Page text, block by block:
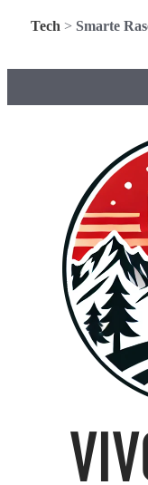
Tech > Smarte